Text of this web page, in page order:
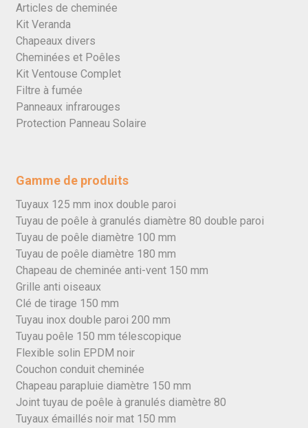
Articles de cheminée
Kit Veranda
Chapeaux divers
Cheminées et Poêles
Kit Ventouse Complet
Filtre à fumée
Panneaux infrarouges
Protection Panneau Solaire
Gamme de produits
Tuyaux 125 mm inox double paroi
Tuyau de poêle à granulés diamètre 80 double paroi
Tuyau de poêle diamètre 100 mm
Tuyau de poêle diamètre 180 mm
Chapeau de cheminée anti-vent 150 mm
Grille anti oiseaux
Clé de tirage 150 mm
Tuyau inox double paroi 200 mm
Tuyau poêle 150 mm télescopique
Flexible solin EPDM noir
Couchon conduit cheminée
Chapeau parapluie diamètre 150 mm
Joint tuyau de poêle à granulés diamètre 80
Tuyaux émaillés noir mat 150 mm